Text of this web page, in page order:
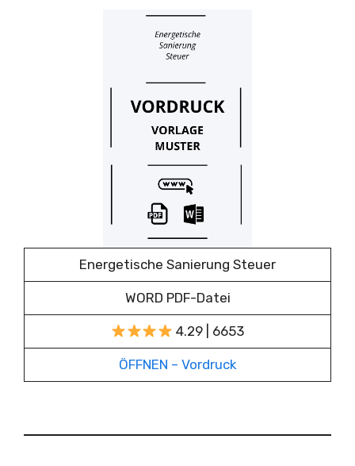
Energetische Sanierung Steuer
WORD PDF-Datei
4.29 | 6653
ÖFFNEN – Vordruck